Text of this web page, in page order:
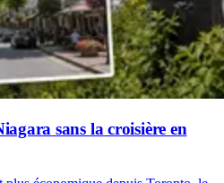
sans la croisière en